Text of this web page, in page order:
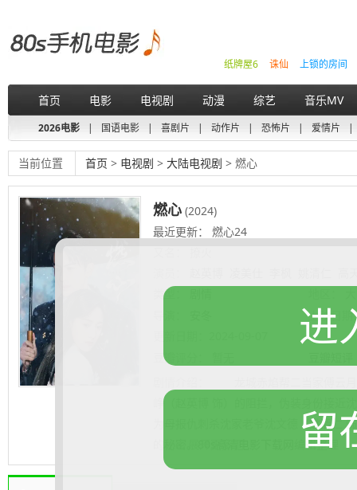
上锁的房间
诛仙
纸牌屋6
首页 电影 电视剧 动漫 综艺 音乐MV
2026电影 | 国语电影 | 喜剧片 | 动作片 | 恐怖片 | 爱情片 |
当前位置 首页 > 电视剧 > 大陆电视剧 > 燃心
燃心 (2024)
最近更新： 燃心24
类型：
上映日期
豆瓣评分：
峥（赵英博 饰）的阻拦，伪装身份接近
为母报仇刺杀沈家老爷沈文德（姚清仁
编辑整理
进
留